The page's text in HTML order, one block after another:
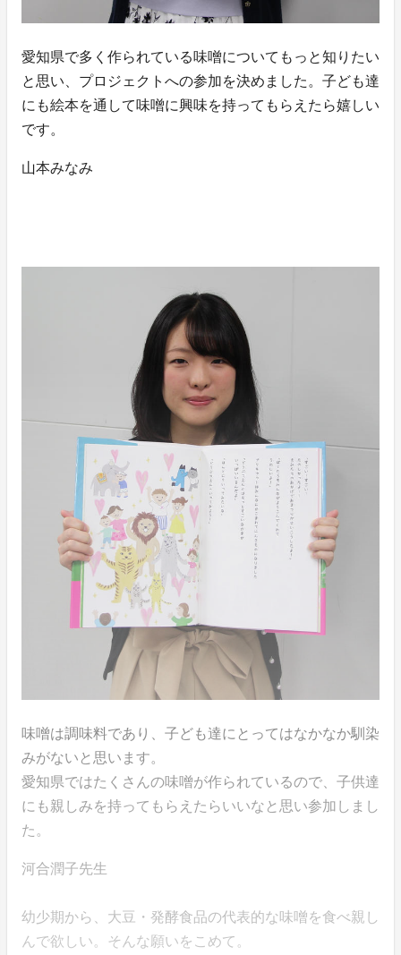
愛知県で多く作られている味噌についてもっと知りたい
と思い、プロジェクトへの参加を決めました。子ども達
にも絵本を通して味噌に興味を持ってもらえたら嬉しい
です。
山本みなみ
味噌は調味料であり、子ども達にとってはなかなか馴染
みがないと思います。
愛知県ではたくさんの味噌が作られているので、子供達
にも親しみを持ってもらえたらいいなと思い参加しまし
た。
河合潤子先生
幼少期から、大豆・発酵食品の代表的な味噌を食べ親し
んで欲しい。そんな願いをこめて。